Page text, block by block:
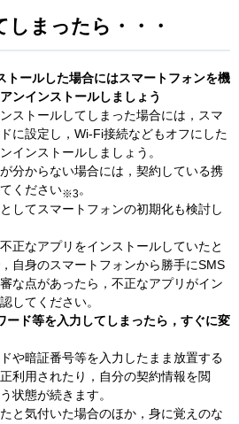
まったら・・・
トールした場合にはスマートフォンを機
ンインストールしましょう
ストールしてしまった場合には，スマ
に設定し，Wi-Fi接続などもオフにした
インストールしましょう。
分からない場合には，契約している携
ください※3。
してスマートフォンの初期化も検討し
正なアプリをインストールしていたと
自身のスマートフォンから勝手にSMS
な点があったら，不正なアプリがイン
してください。
ード等を入力してしまったら，すぐに変
や暗証番号等を入力したまま放置する
利用されたり，自分の契約情報を閲
状態が続きます。
と気付いた場合のほか，身に覚えのな